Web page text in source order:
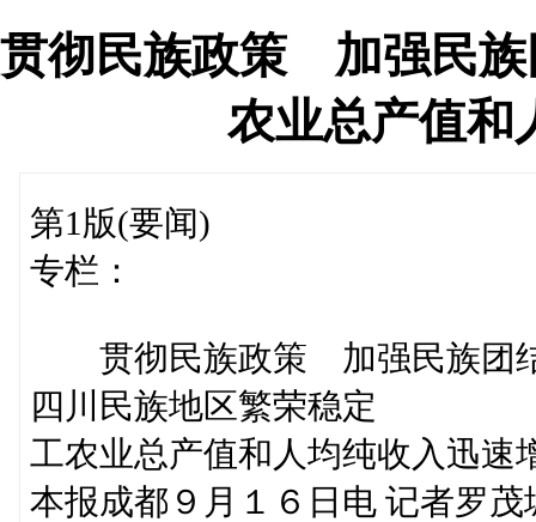
贯彻民族政策 加强民族
农业总产值和
第1版(要闻)
专栏：
贯彻民族政策 加强民族团
四川民族地区繁荣稳定
工农业总产值和人均纯收入迅速
本报成都９月１６日电 记者罗